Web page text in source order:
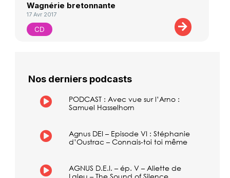
Wagnérie bretonnante
17 Avr 2017
CD
Nos derniers podcasts
PODCAST : Avec vue sur l’Arno :
Samuel Hasselhorn
Agnus DEI – Episode VI : Stéphanie
d’Oustrac – Connais-toi toi même
AGNUS D.E.I. – ép. V – Aliette de